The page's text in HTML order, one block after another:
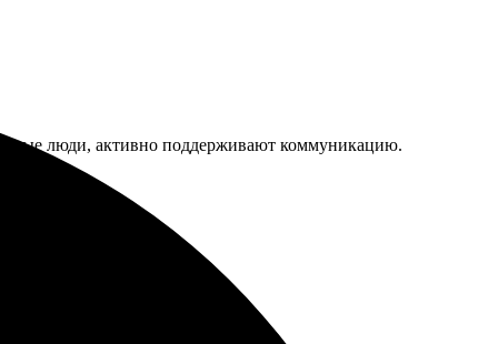
люди, активно поддерживают коммуникацию.